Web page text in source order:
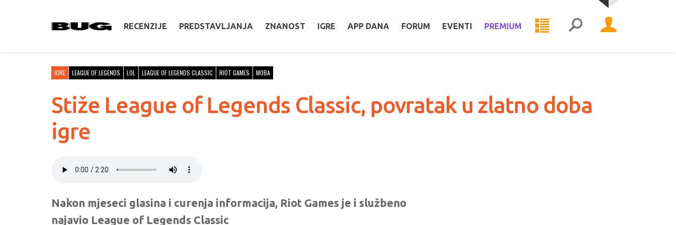
RECENZIJE PREDSTAVLJANJA ZNANOST IGRE APP DANA FORUM EVENTI PREMIUM
IGRE LEAGUE OF LEGENDS LOL LEAGUE OF LEGENDS CLASSIC RIOT GAMES MOBA
Stiže League of Legends Classic, povratak u zlatno doba
igre
Nakon mjeseci glasina i curenja informacija, Riot Games je i službeno
najavio League of Legends Classic